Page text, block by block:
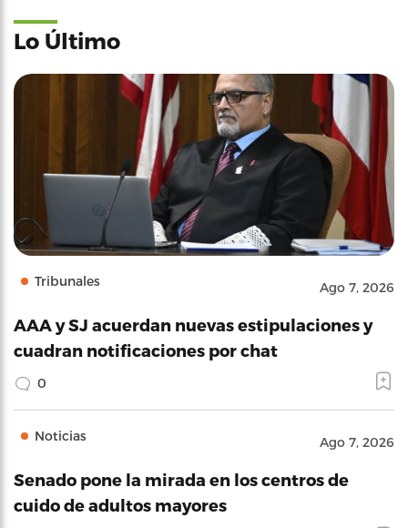
Lo Último
Tribunales Ago 7, 2026
AAA y SJ acuerdan nuevas estipulaciones y
cuadran notificaciones por chat
0
Noticias Ago 7, 2026
Senado pone la mirada en los centros de
cuido de adultos mayores